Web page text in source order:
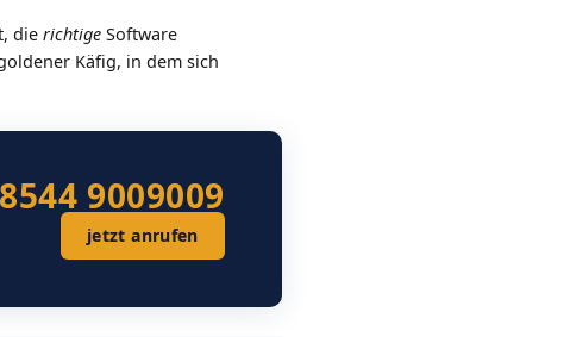
die richtige Software
Käfig, in dem sich
9009009
jetzt anrufen